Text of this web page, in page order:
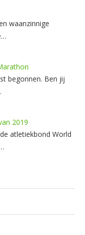
waanzinnige
begonnen. Ben jij
2019
atletiekbond World